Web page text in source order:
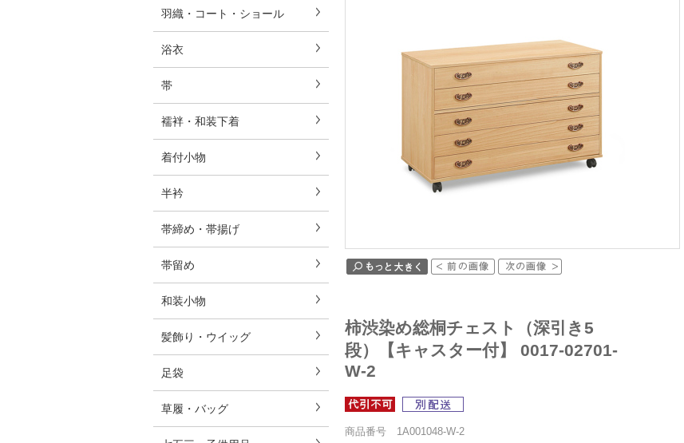
羽織・コート・ショール
浴衣
帯
襦袢・和装下着
着付小物
半衿
帯締め・帯揚げ
帯留め
和装小物
髪飾り・ウイッグ
足袋
草履・バッグ
柿渋染め総桐チェスト（深引き5
段）【キャスター付】 0017-02701-
W-2
商品番号 1A001048-W-2